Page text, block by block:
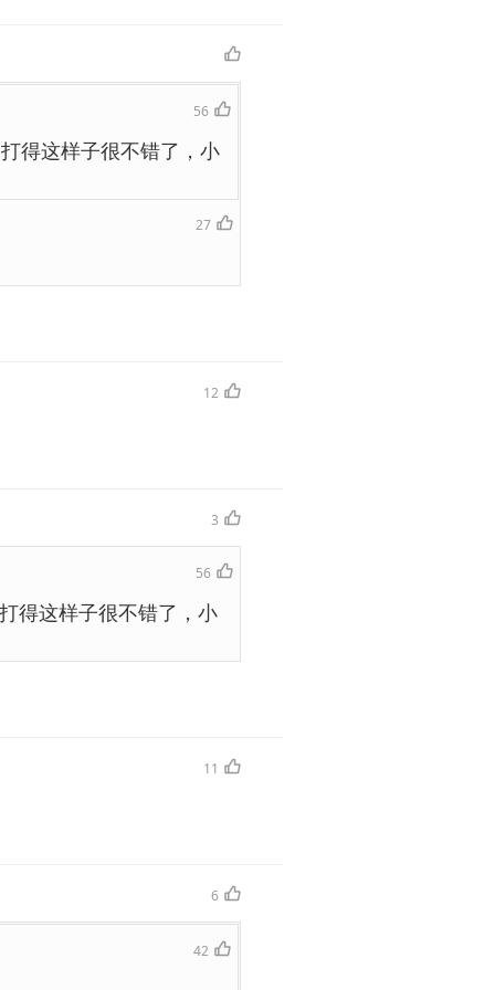
56
得这样子很不错了，小
27
12
3
56
得这样子很不错了，小
11
6
42